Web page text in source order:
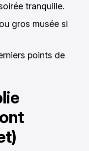
tranquille.
gros musée si
points de